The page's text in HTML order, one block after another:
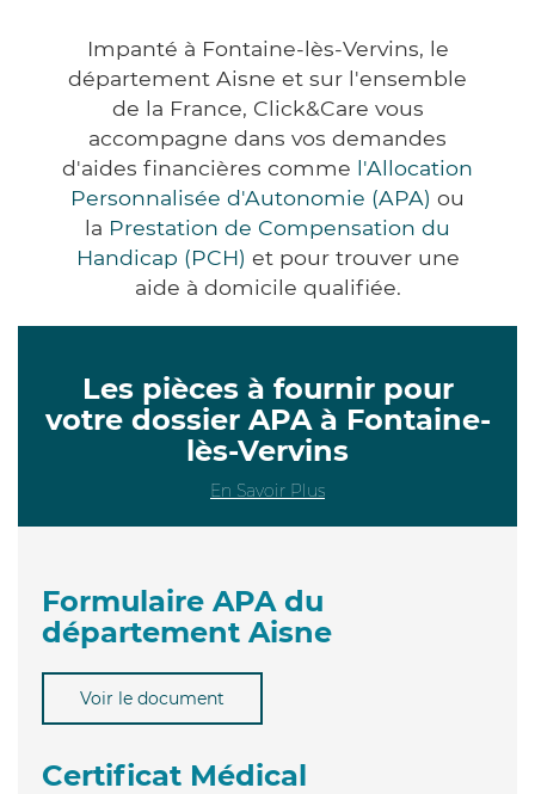
Impanté à Fontaine-lès-Vervins, le
département Aisne et sur l'ensemble
de la France, Click&Care vous
accompagne dans vos demandes
d'aides financières comme l'Allocation
Personnalisée d'Autonomie (APA) ou
la Prestation de Compensation du
Handicap (PCH) et pour trouver une
aide à domicile qualifiée.
Les pièces à fournir pour
votre dossier APA à Fontaine-
lès-Vervins
En Savoir Plus
Formulaire APA du
département Aisne
Voir le document
Certificat Médical